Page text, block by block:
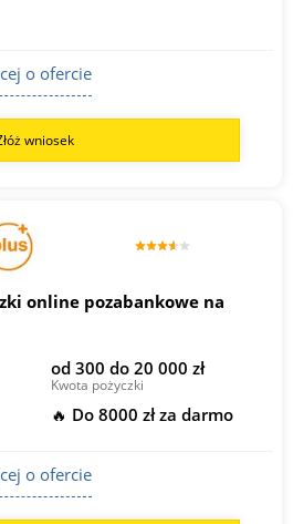
o ofercie
wniosek
online pozabankowe na
od 300 do 20 000 zł
Kwota pożyczki
🔥 Do 8000 zł za darmo
o ofercie